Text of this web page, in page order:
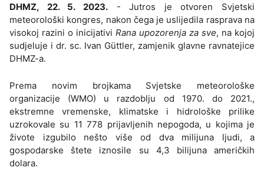
DHMZ, 22. 5. 2023.- Jutros je otvoren Svjetski
meteorološki kongres, nakon čega je uslijedila rasprava na
visokoj razini o inicijativi Rana upozorenja za sve, na kojoj
sudjeluje i dr. sc. Ivan Güttler, zamjenik glavne ravnatejice
DHMZ-a.
Prema novim brojkama Svjetske meteorološke
organizacije (WMO) u razdoblju od 1970. do 2021.,
ekstremne vremenske, klimatske i hidrološke prilike
uzrokovale su 11 778 prijavljenih nepogoda, u kojima je
živote izgubilo nešto više od dva milijuna ljudi, a
gospodarske štete iznosile su 4,3 bilijuna američkih
dolara.